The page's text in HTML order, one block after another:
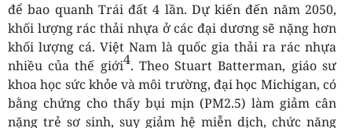
để bao quanh Trái đất 4 lần. Dự kiến đến năm 2050,
khối lượng rác thải nhựa ở các đại dương sẽ nặng hơn
khối lượng cá. Việt Nam là quốc gia thải ra rác nhựa
nhiều của thế giới4. Theo Stuart Batterman, giáo sư
khoa học sức khỏe và môi trường, đại học Michigan, có
bằng chứng cho thấy bụi mịn (PM2.5) làm giảm cân
nặng trẻ sơ sinh, suy giảm hệ miễn dịch, chức năng